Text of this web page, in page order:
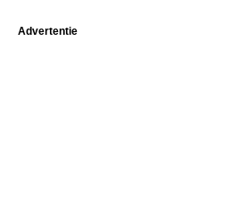
Advertentie